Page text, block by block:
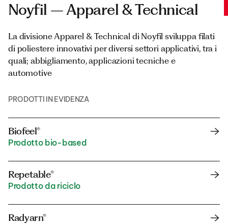
Noyfil – Apparel & Technical
La divisione Apparel & Technical di Noyfil sviluppa filati
di poliestere innovativi per diversi settori applicativi, tra i
quali; abbigliamento, applicazioni tecniche e
automotive
PRODOTTI IN EVIDENZA
Biofeel®
Prodotto bio-based
Repetable®
Prodotto da riciclo
Radyarn®